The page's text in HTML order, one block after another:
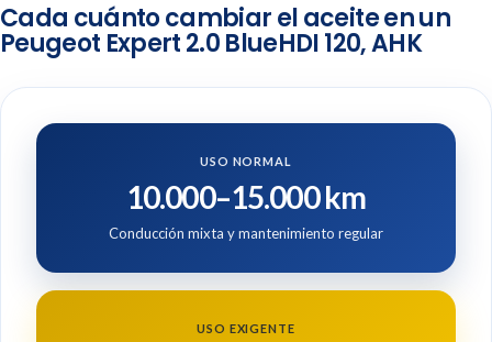
Cada cuánto cambiar el aceite en un
Peugeot Expert 2.0 BlueHDI 120, AHK
USO NORMAL
10.000–15.000 km
Conducción mixta y mantenimiento regular
USO EXIGENTE